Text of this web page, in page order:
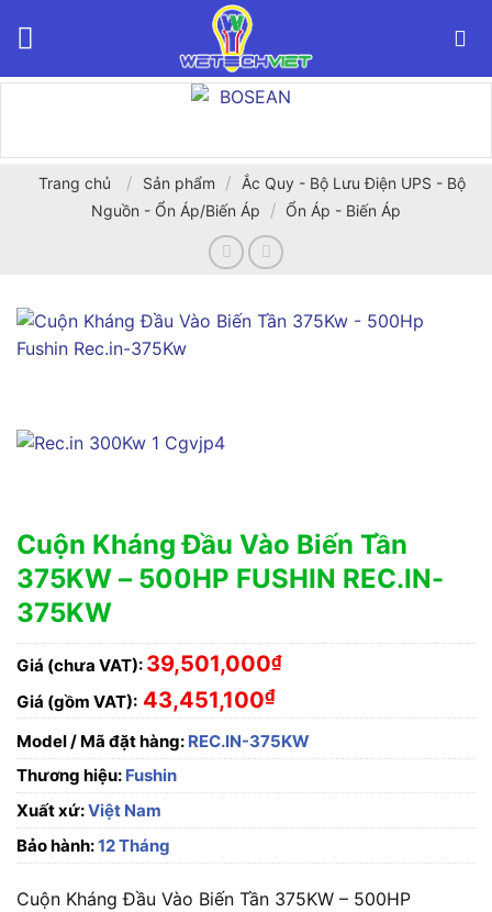
Trang chủ / Sản phẩm /
Ắc Quy - Bộ Lưu Điện UPS - Bộ
Nguồn - Ổn Áp/Biến Áp
/ Ổn Áp - Biến Áp
Cuộn Kháng Đầu Vào Biến Tần
375KW – 500HP FUSHIN REC.IN-
375KW
Giá (chưa VAT): 39,501,000₫
Giá (gồm VAT): 43,451,100₫
Model / Mã đặt hàng: REC.IN-375KW
Thương hiệu: Fushin
Xuất xứ:Việt Nam
Bảo hành:12 Tháng
Cuộn Kháng Đầu Vào Biến Tần 375KW – 500HP